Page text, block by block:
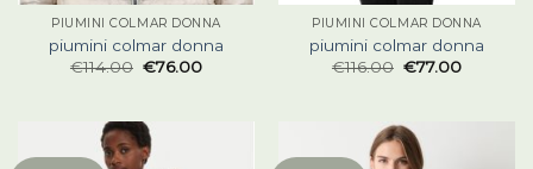
PIUMINI COLMAR DONNA
piumini colmar donna
€114.00 €76.00
PIUMINI COLMAR DONNA
piumini colmar donna
€116.00 €77.00